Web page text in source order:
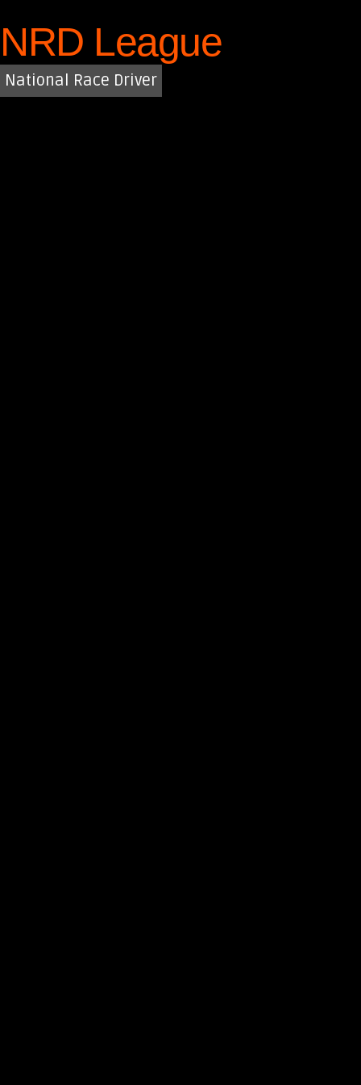
al
contenido
NRD League
National Race Driver